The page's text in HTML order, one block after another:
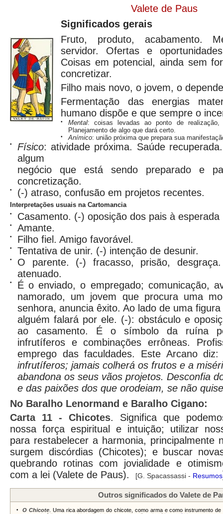
Valete de Paus
Significados gerais
Fruto, produto, acabamento.
servidor. Ofertas e
Coisas em potencial, ainda sem
concretizar.
Filho mais novo, o jovem, o
Fermentação das energias
humano dispõe e que sempre o
• Mental: coisas levadas ao ponto de realização,
Planejamento de algo que dará certo.
• Anímico: união próxima que prepara sua
• Físico: atividade próxima. Saúde
algum
negócio que está sendo preparado e
concretização.
• (-) atraso, confusão em projetos recentes.
Interpretações usuais na Cartomancia
• Casamento. (-) oposição dos pais à esperada
• Amante.
• Filho fiel. Amigo favorável.
• Tentativa de unir. (-) intenção de desunir.
•
O parente. (-) fracasso, prisão,
atenuado.
•
É o enviado, o empregado; comunicação,
namorado, um jovem que procura uma
senhora, anuncia êxito. Ao lado de uma
alguém falará por ele. (-): obstáculo e
ao casamento. É o símbolo da ruína
infrutíferos e combinações errôneas.
emprego das faculdades. Este Arcano diz:
infrutíferos; jamais colherá os frutos e a
abandona os seus vãos projetos. Desconfia
e das paixões dos que orodeiam, se não
No Baralho Lenormand e Baralho Cigano:
Carta 11 - Chicotes. Significa que
nossa força espiritual e intuição; utilizar
para restabelecer a harmonia, principalmente
surgem discórdias (Chicotes); e buscar
quebrando rotinas com jovialidade e
com a lei (Valete de Paus).
[G. Spacassassi - Resumos
Outros significados do Valete de
• O Chicote. Uma rica abordagem do chicote, como arma e como instrumento